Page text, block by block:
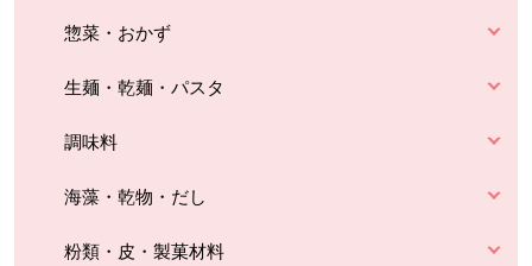
惣菜・おかず
生麺・乾麺・パスタ
調味料
海藻・乾物・だし
粉類・皮・製菓材料